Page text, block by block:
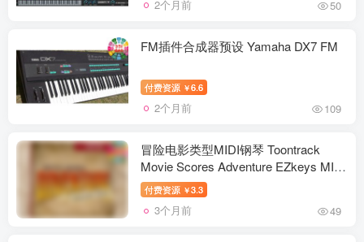
2个月前 50
FM插件合成器预设 Yamaha DX7 FM
付费资源 ￥6.6
2个月前 109
冒险电影类型MIDI钢琴 Toontrack
Movie Scores Adventure EZkeys MIDI
v1.0.0
付费资源 ￥3.3
3个月前 49